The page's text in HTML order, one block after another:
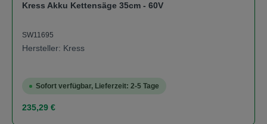
Kress Akku Kettensäge 35cm - 60V
SW11695
Hersteller: Kress
Sofort verfügbar, Lieferzeit: 2-5 Tage
Regulärer Preis:
235,29 €